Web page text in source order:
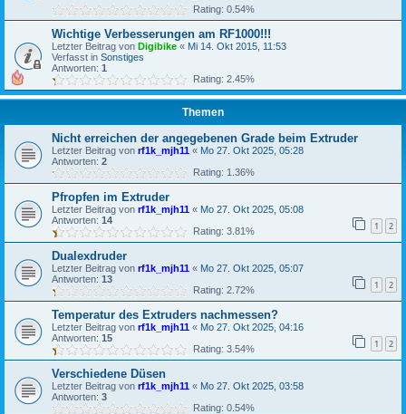
Rating: 0.54%
Wichtige Verbesserungen am RF1000!!!
Letzter Beitrag von Digibike « Mi 14. Okt 2015, 11:53
Verfasst in Sonstiges
Antworten: 1
Rating: 2.45%
Themen
Nicht erreichen der angegebenen Grade beim Extruder
Letzter Beitrag von rf1k_mjh11 « Mo 27. Okt 2025, 05:28
Antworten: 2
Rating: 1.36%
Pfropfen im Extruder
Letzter Beitrag von rf1k_mjh11 « Mo 27. Okt 2025, 05:08
Antworten: 14 1 2
Rating: 3.81%
Dualexdruder
Letzter Beitrag von rf1k_mjh11 « Mo 27. Okt 2025, 05:07
Antworten: 13 1 2
Rating: 2.72%
Temperatur des Extruders nachmessen?
Letzter Beitrag von rf1k_mjh11 « Mo 27. Okt 2025, 04:16
Antworten: 15 1 2
Rating: 3.54%
Verschiedene Düsen
Letzter Beitrag von rf1k_mjh11 « Mo 27. Okt 2025, 03:58
Antworten: 3
Rating: 0.54%